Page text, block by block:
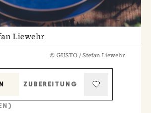
Liewehr
© GUSTO / Stefan Liewehr
ZUBEREITUNG